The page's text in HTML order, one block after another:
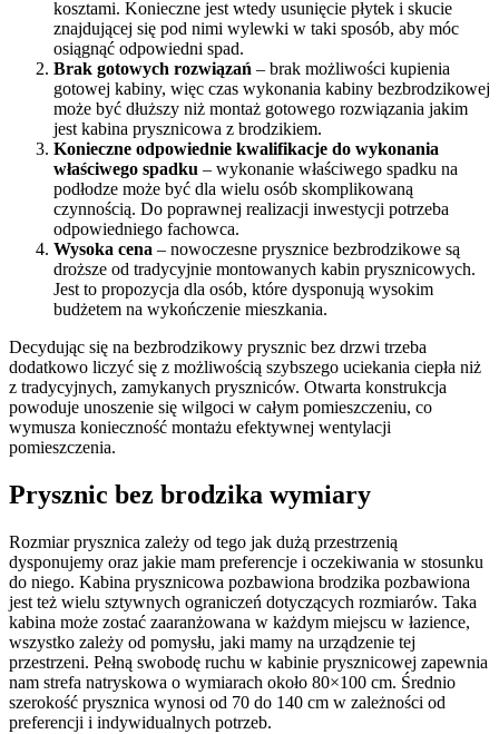
kosztami. Konieczne jest wtedy usunięcie płytek i skucie
znajdującej się pod nimi wylewki w taki sposób, aby móc
osiągnąć odpowiedni spad.
Brak gotowych rozwiązań – brak możliwości kupienia
gotowej kabiny, więc czas wykonania kabiny bezbrodzikowej
może być dłuższy niż montaż gotowego rozwiązania jakim
jest kabina prysznicowa z brodzikiem.
Konieczne odpowiednie kwalifikacje do wykonania
właściwego spadku – wykonanie właściwego spadku na
podłodze może być dla wielu osób skomplikowaną
czynnością. Do poprawnej realizacji inwestycji potrzeba
odpowiedniego fachowca.
Wysoka cena – nowoczesne prysznice bezbrodzikowe są
droższe od tradycyjnie montowanych kabin prysznicowych.
Jest to propozycja dla osób, które dysponują wysokim
budżetem na wykończenie mieszkania.
Decydując się na bezbrodzikowy prysznic bez drzwi trzeba
dodatkowo liczyć się z możliwością szybszego uciekania ciepła niż
z tradycyjnych, zamykanych pryszniców. Otwarta konstrukcja
powoduje unoszenie się wilgoci w całym pomieszczeniu, co
wymusza konieczność montażu efektywnej wentylacji
pomieszczenia.
Prysznic bez brodzika wymiary
Rozmiar prysznica zależy od tego jak dużą przestrzenią
dysponujemy oraz jakie mam preferencje i oczekiwania w stosunku
do niego. Kabina prysznicowa pozbawiona brodzika pozbawiona
jest też wielu sztywnych ograniczeń dotyczących rozmiarów. Taka
kabina może zostać zaaranżowana w każdym miejscu w łazience,
wszystko zależy od pomysłu, jaki mamy na urządzenie tej
przestrzeni. Pełną swobodę ruchu w kabinie prysznicowej zapewnia
nam strefa natryskowa o wymiarach około 80×100 cm. Średnio
szerokość prysznica wynosi od 70 do 140 cm w zależności od
preferencji i indywidualnych potrzeb.